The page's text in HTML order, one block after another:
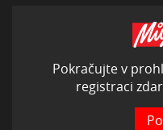
Pokračujte v
registraci